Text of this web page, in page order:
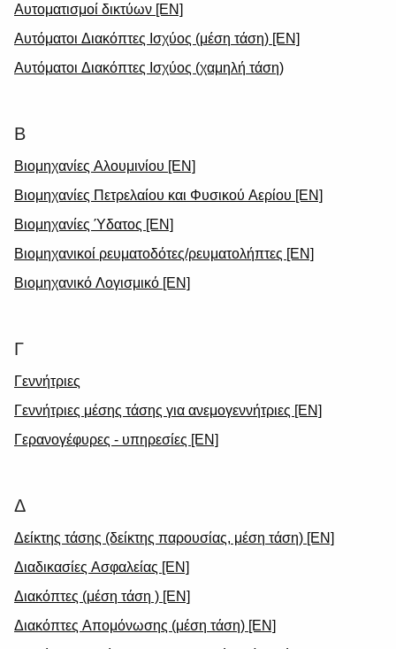
Αυτοματισμοί δικτύων [EN]
Αυτόματοι Διακόπτες Ισχύος (μέση τάση) [EN]
Αυτόματοι Διακόπτες Ισχύος (χαμηλή τάση)
Β
Βιομηχανίες Αλουμινίου [EN]
Βιομηχανίες Πετρελαίου και Φυσικού Αερίου [EN]
Βιομηχανίες Ύδατος [EN]
Βιομηχανικοί ρευματοδότες/ρευματολήπτες [EN]
Βιομηχανικό Λογισμικό [EN]
Γ
Γεννήτριες
Γεννήτριες μέσης τάσης για ανεμογεννήτριες [EN]
Γερανογέφυρες - υπηρεσίες [EN]
Δ
Δείκτης τάσης (δείκτης παρουσίας, μέση τάση) [EN]
Διαδικασίες Ασφαλείας [EN]
Διακόπτες (μέση τάση ) [EN]
Διακόπτες Απομόνωσης (μέση τάση) [EN]